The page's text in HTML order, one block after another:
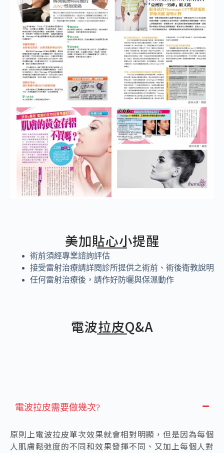
美加貼心小提醒
術前須經專業諮詢評估
接受雷射治療請詳閱診所提供之術前、術後衛教說明
任何雷射治療後，請作好防曬與保濕動作
電波拉皮Q&A
電波拉皮需要做幾次?
原則上電波拉皮單次效果就會相對明顯，但是因為每個
人肌膚鬆弛度的不同和效果發揮不同、又加上每個人對